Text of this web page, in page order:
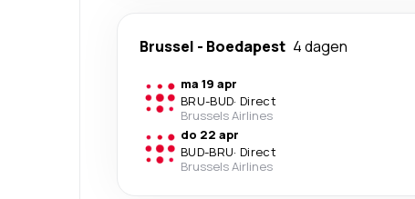
Brussel - Boedapest 4 dagen
ma 19 apr
BRU-BUD· Direct
Brussels Airlines
do 22 apr
BUD-BRU· Direct
Brussels Airlines